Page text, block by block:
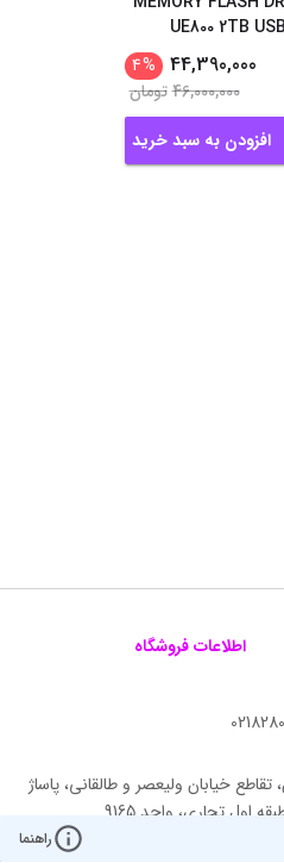
UE800 2TB
44,390,000
%
4
46,000,000تومان
افزودن به سبد خرید
راهنما
اطلاعات فروشگاه
تقاطع خیابان ولیعصر و طالقانی، پاساژ
اول تجاری، واحد 9165